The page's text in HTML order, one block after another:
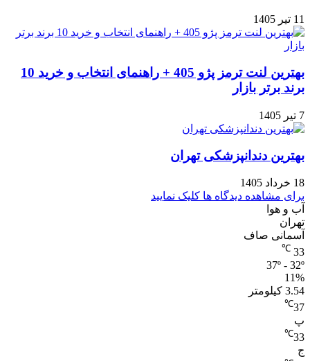
11 تیر 1405
بهترین لنت ترمز پژو 405 + راهنمای انتخاب و خرید 10
برند برتر بازار
7 تیر 1405
بهترین دندانپزشکی تهران
18 خرداد 1405
برای مشاهده دیدگاه ها کلیک نمایید
آب و هوا
تهران
آسمانی صاف
33
℃
37º - 32º
11%
3.54 کیلومتر
37
℃
پ
33
℃
ج